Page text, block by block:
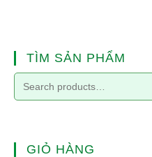
TÌM SẢN PHẨM
GIỎ HÀNG